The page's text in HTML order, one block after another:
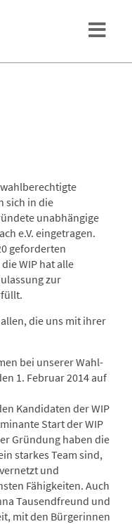
sich in die
unabhängige
e.V. eingetragen.
geforderten
WIP hat alle
zur
die uns mit ihrer
bei unserer Wahl-
1. Februar 2014 auf
Kandidaten der WIP
Start der WIP
Gründung haben die
starkes Team sind,
und
Fähigkeiten. Auch
Tausendfreund und
mit den Bürgerinnen